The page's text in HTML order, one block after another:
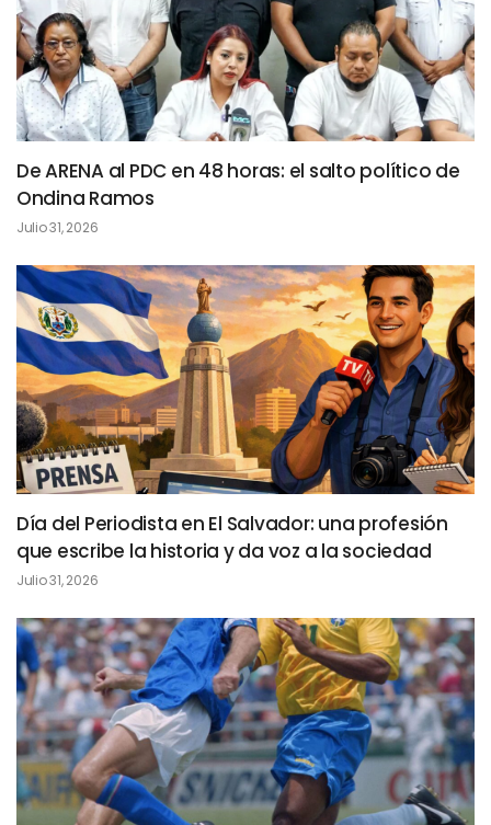
De ARENA al PDC en 48 horas: el salto político de
Ondina Ramos
Julio 31, 2026
Día del Periodista en El Salvador: una profesión
que escribe la historia y da voz a la sociedad
Julio 31, 2026